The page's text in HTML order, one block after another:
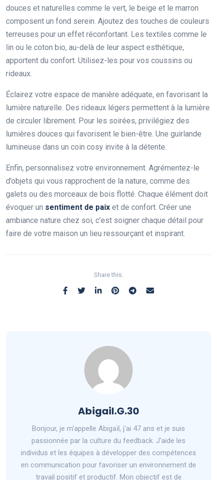
douces et naturelles comme le vert, le beige et le marron
composent un fond serein. Ajoutez des touches de couleurs
terreuses pour un effet réconfortant. Les textiles comme le
lin ou le coton bio, au-delà de leur aspect esthétique,
apportent du confort. Utilisez-les pour vos coussins ou
rideaux.
Éclairez votre espace de manière adéquate, en favorisant la
lumière naturelle. Des rideaux légers permettent à la lumière
de circuler librement. Pour les soirées, privilégiez des
lumières douces qui favorisent le bien-être. Une guirlande
lumineuse dans un coin cosy invite à la détente.
Enfin, personnalisez votre environnement. Agrémentez-le
d’objets qui vous rapprochent de la nature, comme des
galets ou des morceaux de bois flotté. Chaque élément doit
évoquer un sentiment de paix et de confort. Créer une
ambiance nature chez soi, c’est soigner chaque détail pour
faire de votre maison un lieu ressourçant et inspirant.
Share this:
Abigail.G.30
Bonjour, je m'appelle Abigaïl, j'ai 47 ans et je suis
passionnée par la culture du feedback. J'aide les
individus et les équipes à développer des compétences
en communication pour favoriser un environnement de
travail positif et productif. Mon objectif est de